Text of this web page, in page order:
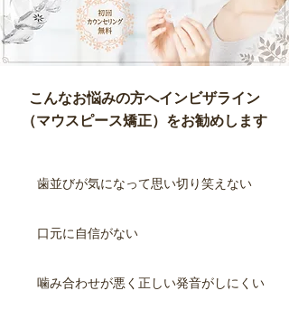
こんなお悩みの方へインビザライン
（マウスピース矯正）をお勧めします
歯並びが気になって思い切り笑えない
口元に自信がない
噛み合わせが悪く正しい発音がしにくい